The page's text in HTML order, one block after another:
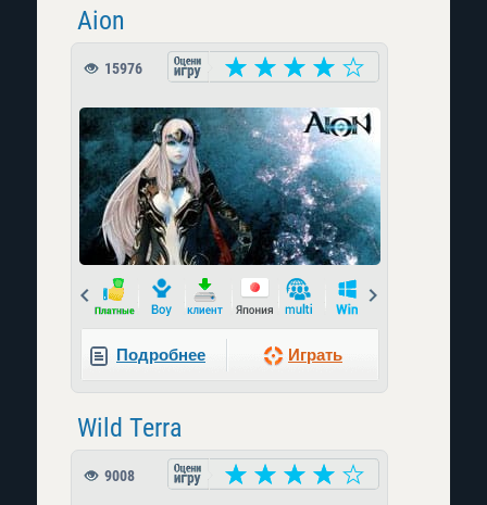
Aion
15976
Prev
Подробнее Играть
Wild Terra
9008